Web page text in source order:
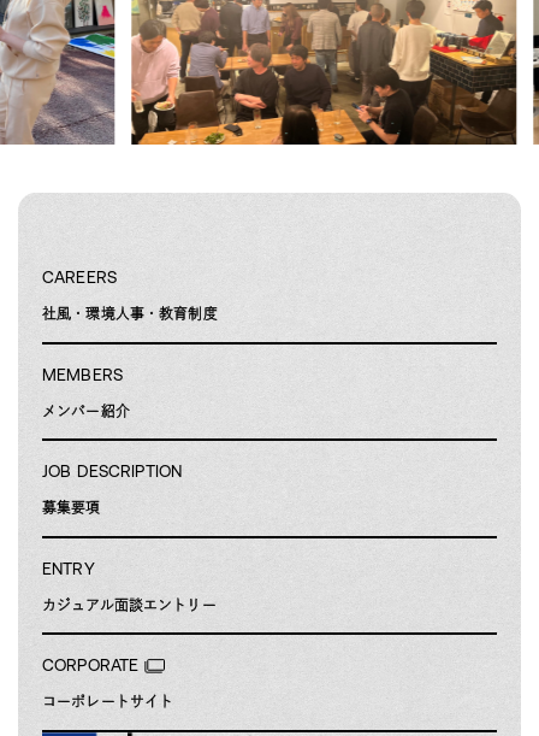
CAREERS
社風・環境人事・教育制度
MEMBERS
メンバー紹介
JOB DESCRIPTION
募集要項
ENTRY
カジュアル面談エントリー
CORPORATE
コーポレートサイト